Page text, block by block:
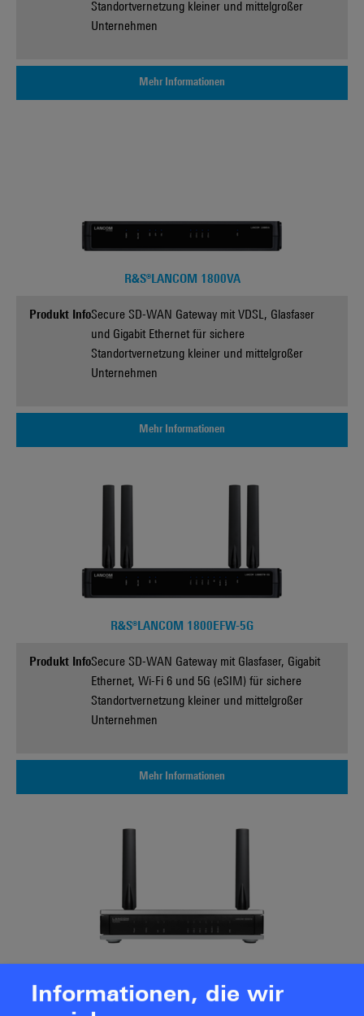
Standortvernetzung kleiner und mittelgroßer
Unternehmen
Mehr Informationen
R&S®LANCOM 1800VA
Produkt InfoSecure SD-WAN Gateway mit VDSL, Glasfaser
und Gigabit Ethernet für sichere
Standortvernetzung kleiner und mittelgroßer
Unternehmen
Mehr Informationen
R&S®LANCOM 1800EFW-5G
Produkt InfoSecure SD-WAN Gateway mit Glasfaser, Gigabit
Ethernet, Wi-Fi 6 und 5G (eSIM) für sichere
Standortvernetzung kleiner und mittelgroßer
Unternehmen
Mehr Informationen
Produkt Info Secure SD-WAN Gateway mit Glasfaser, Gigabit
Informationen, die wir